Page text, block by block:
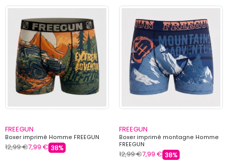
FREEGUN
Boxer imprimé Homme FREEGUN
12,99 €7,99 € 38%
FREEGUN
Boxer imprimé montagne Homme
FREEGUN
12,99 €7,99 € 38%